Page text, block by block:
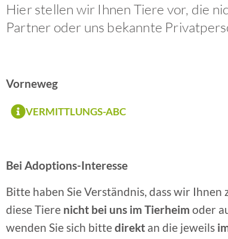
Hier stellen wir Ihnen Tiere vor, die
Partner oder uns bekannte
Vorneweg
VERMITTLUNGS-ABC
Bei Adoptions-Interesse
Bitte haben Sie Verständnis, dass wir
diese Tiere nicht bei uns im Tierheim oder
wenden Sie sich bittedirekt an die jeweils